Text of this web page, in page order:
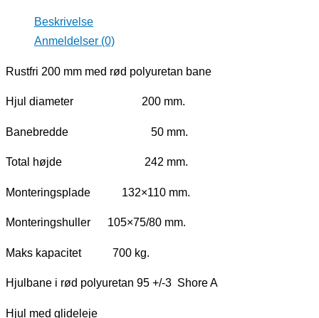
Beskrivelse
Anmeldelser (0)
Rustfri 200 mm med rød polyuretan bane
Hjul diameter 200 mm.
Banebredde 50 mm.
Total højde 242 mm.
Monteringsplade 132×110 mm.
Monteringshuller 105×75/80 mm.
Maks kapacitet 700 kg.
Hjulbane i rød polyuretan 95 +/-3 Shore A
Hjul med glideleje